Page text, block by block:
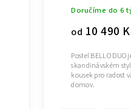
Doručíme do 6
od 10 490
Postel BELLO DUO
skandinávském
kousek pro radost
domov.